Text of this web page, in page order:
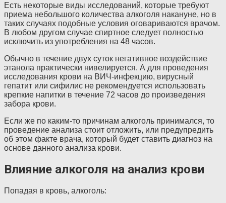
Есть некоторые виды исследований, которые требуют
приема небольшого количества алкоголя накануне, но в
таких случаях подобные условия оговариваются врачом.
В любом другом случае спиртное следует полностью
исключить из употребления на 48 часов.
Обычно в течение двух суток негативное воздействие
этанола практически нивелируется. А для проведения
исследования крови на ВИЧ-инфекцию, вирусный
гепатит или сифилис не рекомендуется использовать
крепкие напитки в течение 72 часов до произведения
забора крови.
Если же по каким-то причинам алкоголь принимался, то
проведение анализа стоит отложить, или предупредить
об этом факте врача, который будет ставить диагноз на
основе данного анализа крови.
Влияние алкоголя на анализ крови
Попадая в кровь, алкоголь: